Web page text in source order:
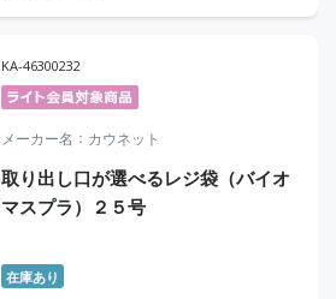
KA-46300232
メーカー名 カウネット
取り出し口が選べるレジ袋（バイオ
マスプラ）２５号
在庫あり